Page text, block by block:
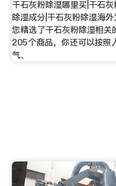
干石灰粉除湿哪里买|干石灰
除湿成分|干石灰粉除湿海外
您精选了干石灰粉除湿相关
205个商品，你还可以按照
气、